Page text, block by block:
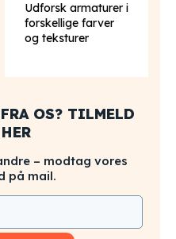
Udforsk armaturer i
forskellige farver
og teksturer
OS? TILMELD
– modtag vores
på mail.